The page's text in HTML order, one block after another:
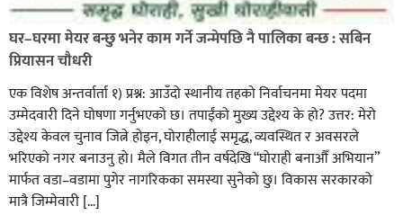
घर–घरमा मेयर बन्छु भनेर काम गर्ने जन्मेपछि नै पालिका बन्छ : सबिन
प्रियासन चौधरी
एक विशेष अन्तर्वार्ता १) प्रश्न: आउँदो स्थानीय तहको निर्वाचनमा मेयर पदमा
उम्मेदवारी दिने घोषणा गर्नुभएको छ। तपाईंको मुख्य उद्देश्य के हो? उत्तर: मेरो
उद्देश्य केवल चुनाव जित्ने होइन, घोराहीलाई समृद्ध, व्यवस्थित र अवसरले
भरिएको नगर बनाउनु हो। मैले विगत तीन वर्षदेखि “घोराही बनाऔँ अभियान”
मार्फत वडा–वडामा पुगेर नागरिकका समस्या सुनेको छु। विकास सरकारको
मात्रै जिम्मेवारी […]